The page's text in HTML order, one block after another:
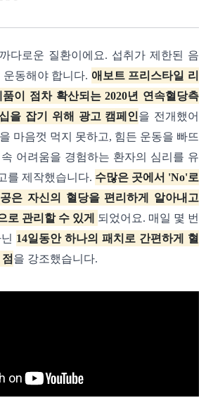
다로운 질환이에요. 섭취가 제한된 음
동해야 합니다. 애보트 프리스타일 리
이 점차 확산되는 2020년 연속혈당측
을 잡기 위해 광고 캠페인을 전개했어
마음껏 먹지 못하고, 힘든 운동을 빠뜨
어려움을 경험하는 환자의 심리를 유
를 제작했습니다. 수많은 곳에서 'No'로
은 자신의 혈당을 편리하게 알아내고
로 관리할 수 있게 되었어요. 매일 몇 번
14일동안 하나의 패치로 간편하게 혈
을 강조했습니다.